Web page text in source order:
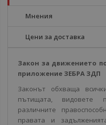
Мнения
Цени за доставка
Закон за движението
приложение ЗЕБРА ЗДП
Законът обхваща
пътищата, видовете
различните
правата и